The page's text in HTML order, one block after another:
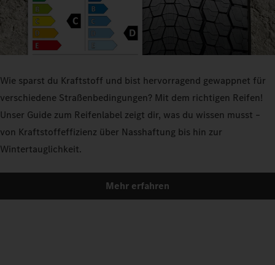
Wie sparst du Kraftstoff und bist hervorragend gewappnet für
verschiedene Straßenbedingungen? Mit dem richtigen Reifen!
Unser Guide zum Reifenlabel zeigt dir, was du wissen musst –
von Kraftstoffeffizienz über Nasshaftung bis hin zur
Wintertauglichkeit.
Mehr erfahren